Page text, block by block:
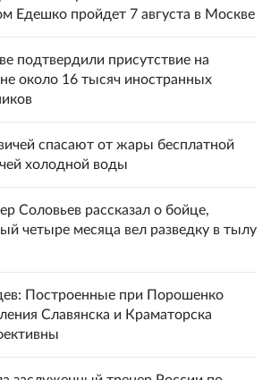
Едешко пройдет 7 августа в Москве
подтвердили присутствие на
около 16 тысяч иностранных
спасают от жары бесплатной
холодной воды
Соловьев рассказал о бойце,
четыре месяца вел разведку в тылу
Построенные при Порошенко
Славянска и Краматорска